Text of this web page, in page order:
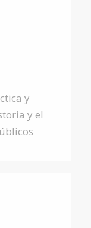
y
y el